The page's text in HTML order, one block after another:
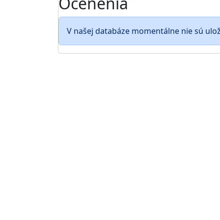
V našej databáze momentálne nie sú